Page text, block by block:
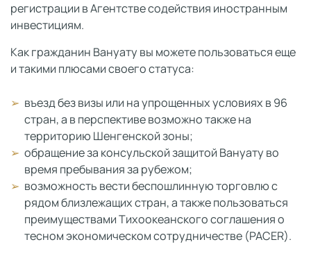
регистрации в Агентстве содействия иностранным
инвестициям.
Как гражданин Вануату вы можете пользоваться еще
и такими плюсами своего статуса:
въезд без визы или на упрощенных условиях в 96
стран, а в перспективе возможно также на
территорию Шенгенской зоны;
обращение за консульской защитой Вануату во
время пребывания за рубежом;
возможность вести беспошлинную торговлю с
рядом близлежащих стран, а также пользоваться
преимуществами Тихоокеанского соглашения о
тесном экономическом сотрудничестве (PACER).